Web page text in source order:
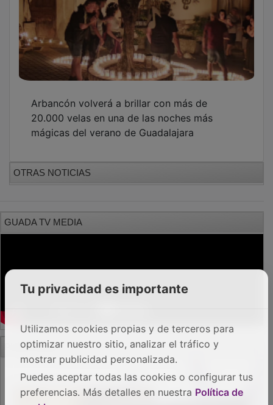
PUBLICIDAD
PUBLICIDAD
Tu privacidad es importante
Utilizamos cookies propias y de terceros para
optimizar nuestro sitio, analizar el tráfico y
mostrar publicidad personalizada.
Puedes aceptar todas las cookies o configurar tus
preferencias. Más detalles en nuestra Política de